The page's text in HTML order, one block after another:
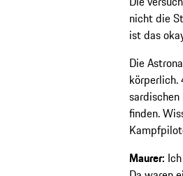
nicht die
ist das
Die
körperlich.
finden.
Maurer: